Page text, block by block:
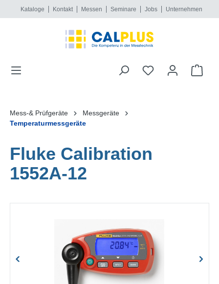
springen
Kataloge Kontakt Messen Seminare Jobs Unternehmen
Mess-& Prüfgeräte
Messgeräte
Temperaturmessgeräte
Fluke Calibration
1552A-12